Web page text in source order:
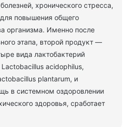
хронического стресса,
для повышения общего
организма. Именно после
этапа, второй продукт —
вида лактобактерий
acidophilus,
plantarum, и
в системном оздоровлении
здоровья, сработает